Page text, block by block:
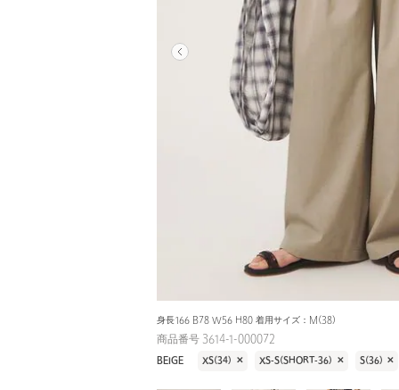
身長166 B78 W56 H80 着用サイズ：M(38)
商品番号 3614-1-000072
BEIGE XS(34) ✕ XS-S(SHORT-36) ✕ S(36) ✕